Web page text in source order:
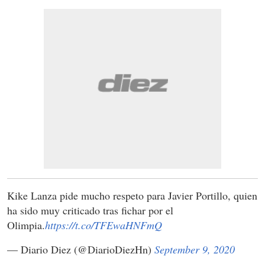
Kike Lanza pide mucho respeto para Javier Portillo, quien
ha sido muy criticado tras fichar por el
Olimpia.https://t.co/TFEwaHNFmQ
— Diario Diez (@DiarioDiezHn) September 9, 2020